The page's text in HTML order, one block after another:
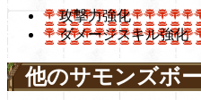
攻撃力強化
ダメージスキル強化
他のサモンズボ